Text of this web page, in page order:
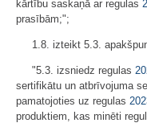
kārtību saskaņā ar regulas
prasībām;";
1.8. izteikt 5.3.
"5.3. izsniedz regulas
sertifikātu un atbrīvojuma
pamatojoties uz regulas
produktiem, kas minēti